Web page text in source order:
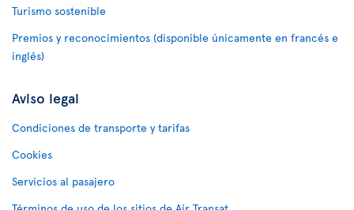
Turismo sostenible
Premios y reconocimientos (disponible únicamente en francés e
inglés)
Aviso legal
Condiciones de transporte y tarifas
Cookies
Servicios al pasajero